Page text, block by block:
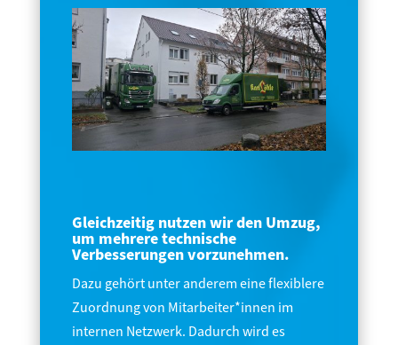
Gleichzeitig nutzen wir den Umzug,
um mehrere technische
Verbesserungen vorzunehmen.
Dazu gehört unter anderem eine flexiblere
Zuordnung von Mitarbeiter*innen im
internen Netzwerk. Dadurch wird es